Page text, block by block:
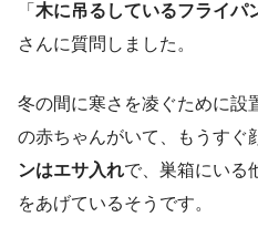
「 木に吊るしているフライパ
さんに質問しました。
冬の間に寒さを凌ぐために設
の赤ちゃんがいて、もうすぐ
ンはエサ入れで、巣箱にいる
をあげているそうです。